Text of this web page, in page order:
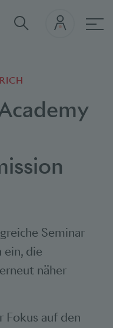
Seminar
ein, die
näher
Fokus auf den